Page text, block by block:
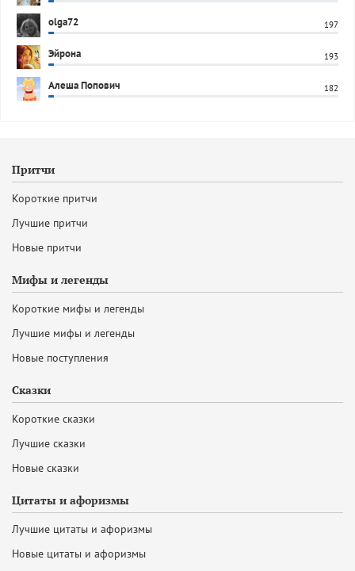
olga72 197
Эйрона 193
Алеша Попович 182
Притчи
Короткие притчи
Лучшие притчи
Новые притчи
Мифы и легенды
Короткие мифы и легенды
Лучшие мифы и легенды
Новые поступления
Сказки
Короткие сказки
Лучшие сказки
Новые сказки
Цитаты и афоризмы
Лучшие цитаты и афоризмы
Новые цитаты и афоризмы